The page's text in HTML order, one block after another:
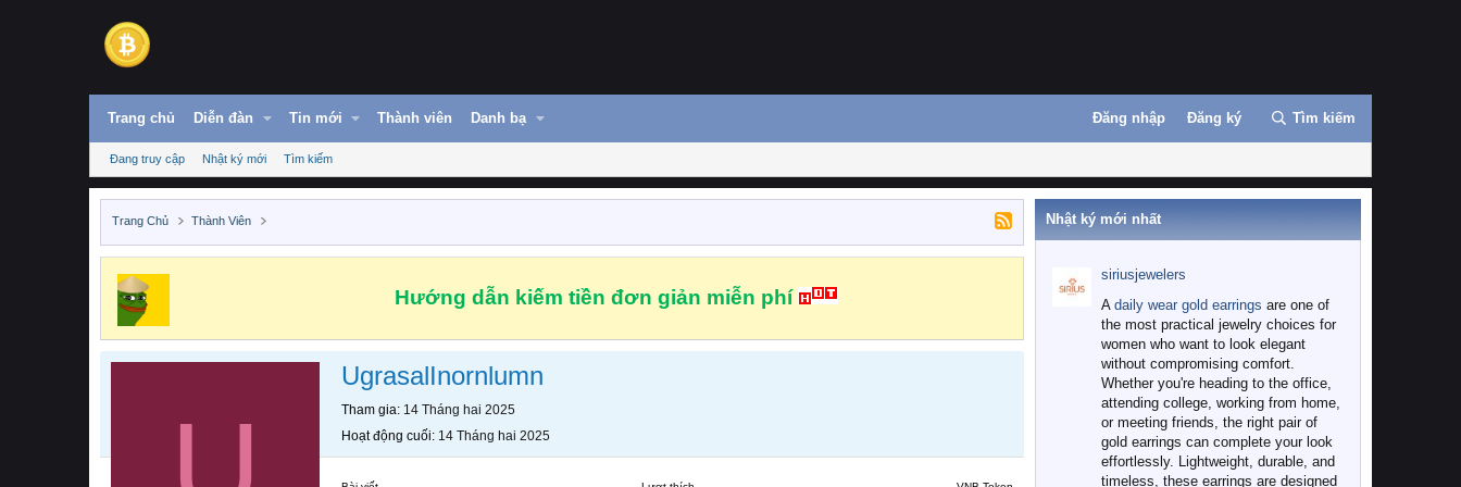
Trang chủ Diễn đàn Tin mới Thành viên Danh bạ Đăng nhập Đăng ký Tìm kiếm
Đang truy cập Nhật ký mới Tìm kiếm
Trang Chủ Thành Viên
Hướng dẫn kiếm tiền đơn giản miễn phí
UgrasalInornlumn
Tham gia 14 Tháng hai 2025
Hoạt động cuối 14 Tháng hai 2025
Nhật ký mới nhất
siriusjewelers
A daily wear gold earrings are one of
the most practical jewelry choices for
women who want to look elegant
without compromising comfort.
Whether you're heading to the office,
attending college, working from home,
or meeting friends, the right pair of
gold earrings can complete your look
effortlessly. Lightweight, durable, and
timeless, these earrings are designed